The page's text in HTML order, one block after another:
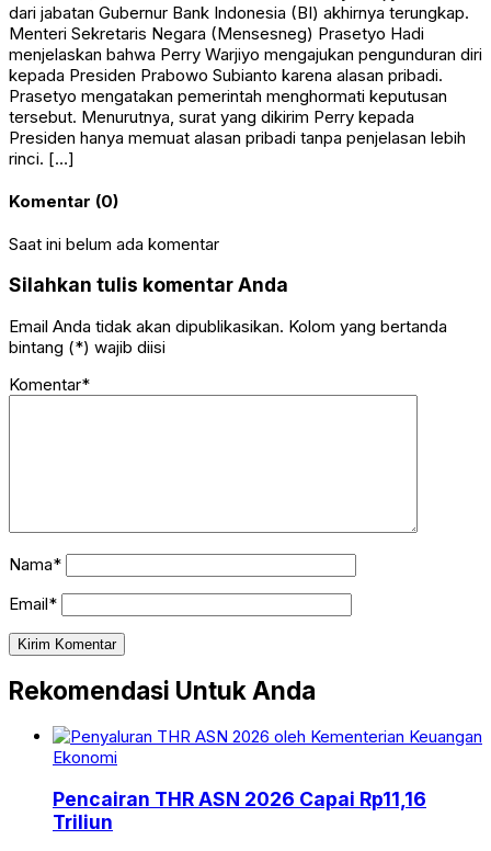
dari jabatan Gubernur Bank Indonesia (BI) akhirnya terungkap.
Menteri Sekretaris Negara (Mensesneg) Prasetyo Hadi
menjelaskan bahwa Perry Warjiyo mengajukan pengunduran diri
kepada Presiden Prabowo Subianto karena alasan pribadi.
Prasetyo mengatakan pemerintah menghormati keputusan
tersebut. Menurutnya, surat yang dikirim Perry kepada
Presiden hanya memuat alasan pribadi tanpa penjelasan lebih
rinci. […]
Komentar (0)
Saat ini belum ada komentar
Silahkan tulis komentar Anda
Email Anda tidak akan dipublikasikan. Kolom yang bertanda
bintang (*) wajib diisi
Komentar*
Nama*
Email*
Rekomendasi Untuk Anda
Ekonomi
Pencairan THR ASN 2026 Capai Rp11,16
Triliun